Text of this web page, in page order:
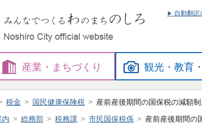
自動翻訳
産業・ まちづくり 観光・教育
税金 国民健康保険税 産前産後期間の国保税の減額
内 総務部 税務課 市民国保税係 産前産後期間の